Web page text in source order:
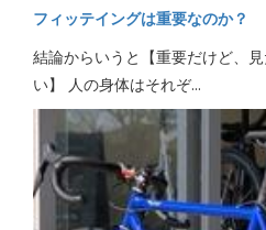
フィッテイングは重要なのか？
結論からいうと【重要だけど、
い】 人の身体はそれぞ...